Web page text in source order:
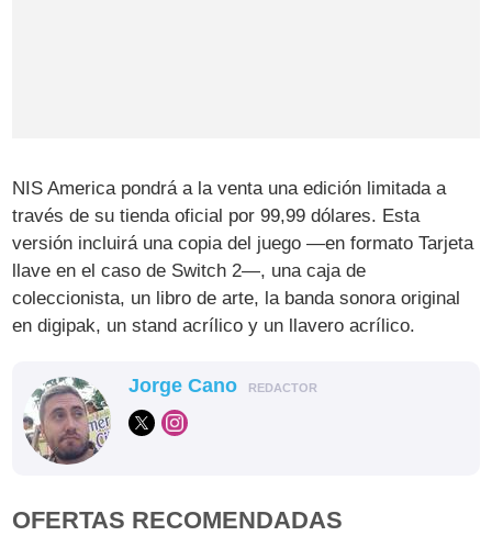
NIS America pondrá a la venta una edición limitada a
través de su tienda oficial por 99,99 dólares. Esta
versión incluirá una copia del juego —en formato Tarjeta
llave en el caso de Switch 2—, una caja de
coleccionista, un libro de arte, la banda sonora original
en digipak, un stand acrílico y un llavero acrílico.
Jorge Cano REDACTOR
OFERTAS RECOMENDADAS